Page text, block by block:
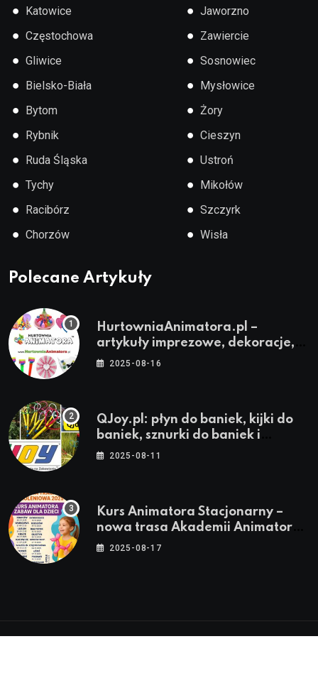
● Katowice
● Częstochowa
● Gliwice
● Bielsko-Biała
● Bytom
● Rybnik
● Ruda Śląska
● Tychy
● Racibórz
● Chorzów
● Jaworzno
● Zawiercie
● Sosnowiec
● Mysłowice
● Żory
● Cieszyn
● Ustroń
● Mikołów
● Szczyrk
● Wisła
Polecane Artykuły
HurtowniaAnimatora.pl –
artykuły imprezowe, dekoracje,
stroje i akcesoria dla animatorów
2025-08-16
QJoy.pl: płyn do baniek, kijki do
baniek, sznurki do baniek i
zestawy do baniek
2025-08-11
Kurs Animatora Stacjonarny –
nowa trasa Akademii Animatora
– jesień 2025
2025-08-17